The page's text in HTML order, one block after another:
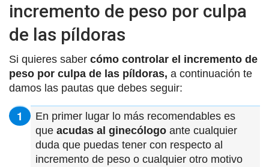
incremento de peso por culpa
de las píldoras
Si quieres saber cómo controlar el incremento de
peso por culpa de las píldoras, a continuación te
damos las pautas que debes seguir:
En primer lugar lo más recomendables es
que acudas al ginecólogo ante cualquier
duda que puedas tener con respecto al
incremento de peso o cualquier otro motivo